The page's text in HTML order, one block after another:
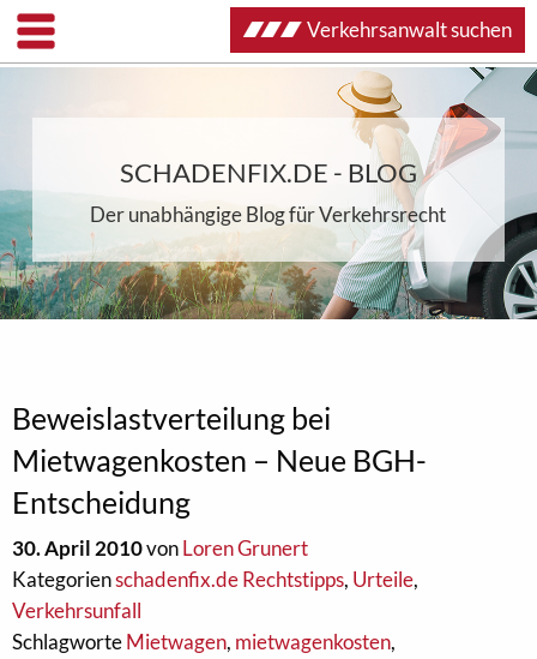
SCHADENFIX.DE - BLOG
Der unabhängige Blog für Verkehrsrecht
Beweislastverteilung bei
Mietwagenkosten – Neue BGH-
Entscheidung
30. April 2010vonLoren Grunert
Kategorienschadenfix.de Rechtstipps, Urteile,
Verkehrsunfall
SchlagworteMietwagen, mietwagenkosten,
Verkehrsanwalt suchen